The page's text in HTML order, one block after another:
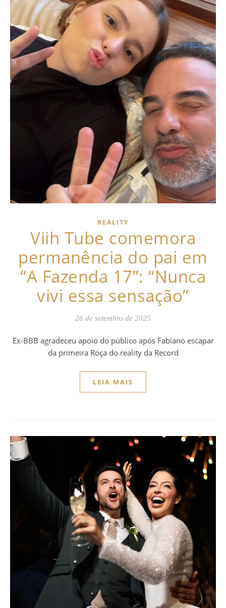
REALITY
Viih Tube comemora
permanência do pai em
“A Fazenda 17”: “Nunca
vivi essa sensação”
26 de setembro de 2025
Ex-BBB agradeceu apoio do público após Fabiano escapar
da primeira Roça do reality da Record
LEIA MAIS